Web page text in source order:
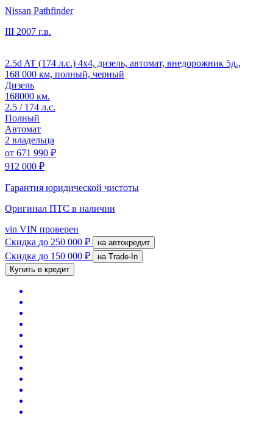
Nissan Pathfinder
III 2007 г.в.
2.5d AT (174 л.с.) 4x4, дизель, автомат, внедорожник 5д.,
168 000 км, полный, черный
Дизель
168000 км.
2.5 / 174 л.с.
Полный
Автомат
2 владельца
от 671 990 ₽
912 000 ₽
Гарантия юридической чистоты
Оригинал ПТС в наличии
vin VIN проверен
Скидка до 250 000 ₽ на автокредит
Скидка до 150 000 ₽
на Trade-In
Купить в кредит